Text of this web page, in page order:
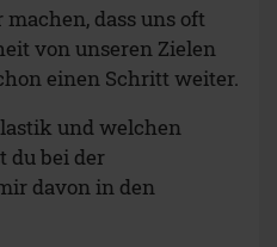
dass uns oft
von unseren Zielen
einen Schritt weiter.
und welchen
du bei der
davon in den